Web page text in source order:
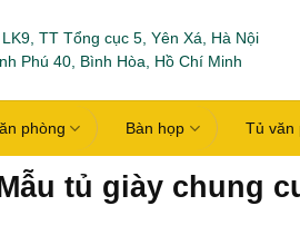
LK9, TT Tổng cục 5, Yên Xá, Hà Nội
Phú 40, Bình Hòa, Hồ Chí Minh
phòng Bàn họp Tủ văn
tủ giày chung